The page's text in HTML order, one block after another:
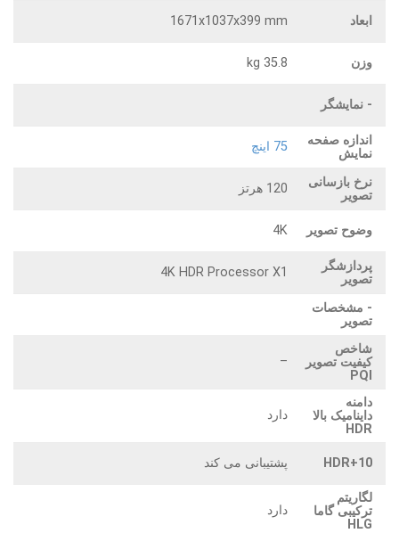
ابعاد 1671x1037x399 mm
وزن 35.8 kg
- نمایشگر
اندازه صفحه
نمایش
75 اینچ
نرخ بازسانی
تصویر
120 هرتز
وضوح تصویر 4K
پردازشگر
تصویر
4K HDR Processor X1
- مشخصات
تصویر
شاخص
کیفیت تصویر
PQI
–
دامنه
داینامیک بالا
HDR
دارد
HDR+10 پشتیبانی می کند
لگاریتم
ترکیبی گاما
HLG
دارد